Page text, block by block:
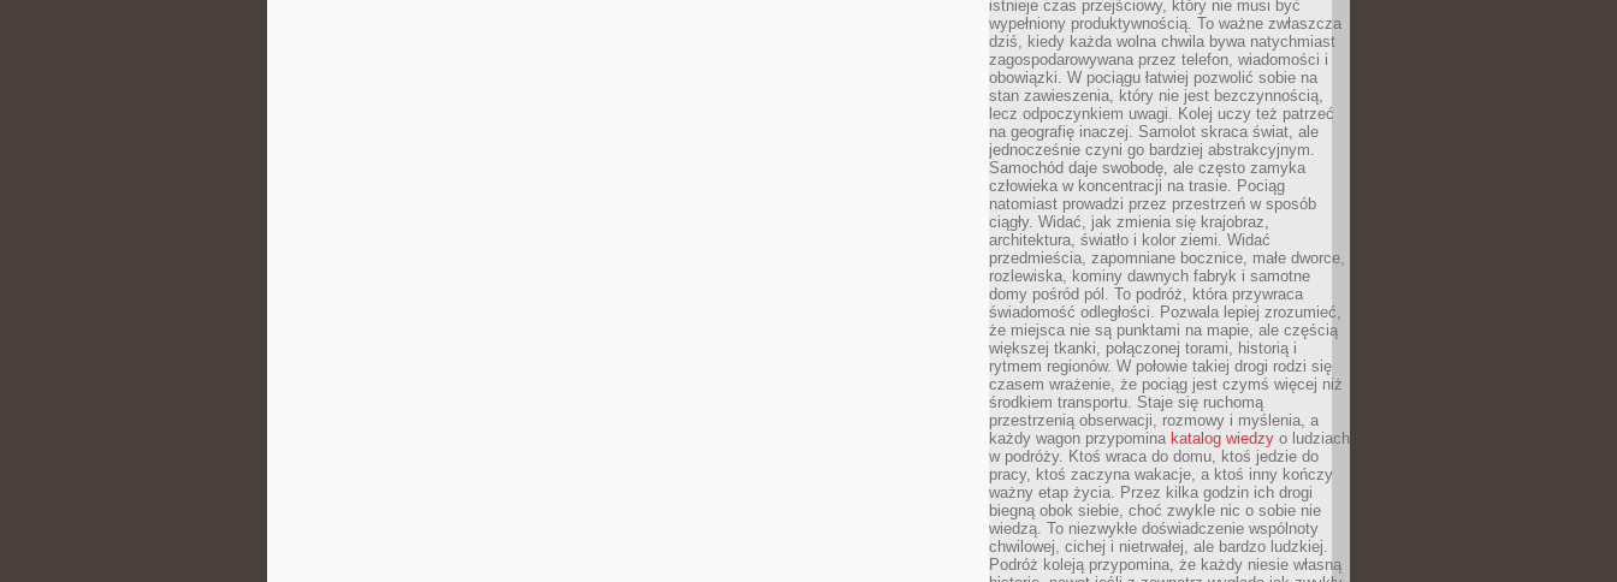
istnieje czas przejściowy, który nie musi być
wypełniony produktywnością. To ważne zwłaszcza
dziś, kiedy każda wolna chwila bywa natychmiast
zagospodarowywana przez telefon, wiadomości i
obowiązki. W pociągu łatwiej pozwolić sobie na
stan zawieszenia, który nie jest bezczynnością,
lecz odpoczynkiem uwagi. Kolej uczy też patrzeć
na geografię inaczej. Samolot skraca świat, ale
jednocześnie czyni go bardziej abstrakcyjnym.
Samochód daje swobodę, ale często zamyka
człowieka w koncentracji na trasie. Pociąg
natomiast prowadzi przez przestrzeń w sposób
ciągły. Widać, jak zmienia się krajobraz,
architektura, światło i kolor ziemi. Widać
przedmieścia, zapomniane bocznice, małe dworce,
rozlewiska, kominy dawnych fabryk i samotne
domy pośród pól. To podróż, która przywraca
świadomość odległości. Pozwala lepiej zrozumieć,
że miejsca nie są punktami na mapie, ale częścią
większej tkanki, połączonej torami, historią i
rytmem regionów. W połowie takiej drogi rodzi się
czasem wrażenie, że pociąg jest czymś więcej niż
środkiem transportu. Staje się ruchomą
przestrzenią obserwacji, rozmowy i myślenia, a
każdy wagon przypomina katalog wiedzy o ludziach
w podróży. Ktoś wraca do domu, ktoś jedzie do
pracy, ktoś zaczyna wakacje, a ktoś inny kończy
ważny etap życia. Przez kilka godzin ich drogi
biegną obok siebie, choć zwykle nic o sobie nie
wiedzą. To niezwykłe doświadczenie wspólnoty
chwilowej, cichej i nietrwałej, ale bardzo ludzkiej.
Podróż koleją przypomina, że każdy niesie własną